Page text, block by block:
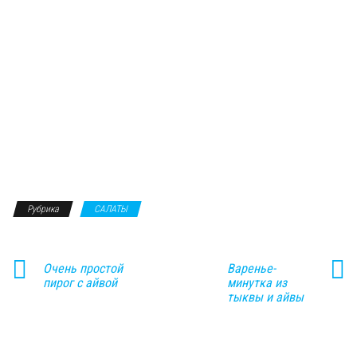
Рубрика САЛАТЫ
Очень простой
пирог с айвой
Варенье-
минутка из
тыквы и айвы